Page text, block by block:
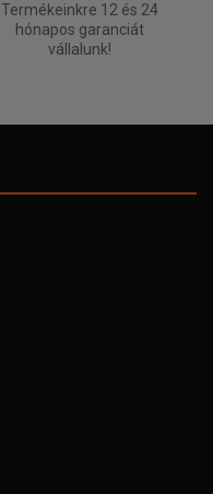
Termékeinkre 12 és 24
hónapos garanciát
vállalunk!